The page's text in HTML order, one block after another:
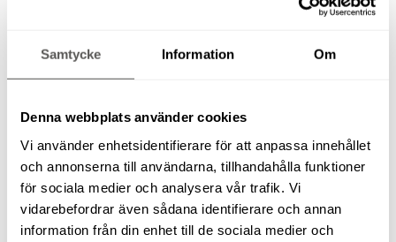
Samtycke Information Om
Denna webbplats använder cookies
Vi använder enhetsidentifierare för att anpassa innehållet
och annonserna till användarna, tillhandahålla funktioner
för sociala medier och analysera vår trafik. Vi
vidarebefordrar även sådana identifierare och annan
information från din enhet till de sociala medier och
CIRKELSÅG HILTI SCW 22A